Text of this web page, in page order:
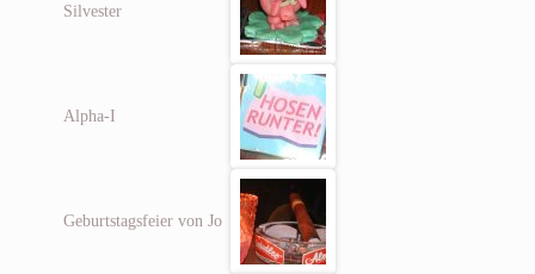
Silvester
Alpha-I
Geburtstagsfeier von Jo